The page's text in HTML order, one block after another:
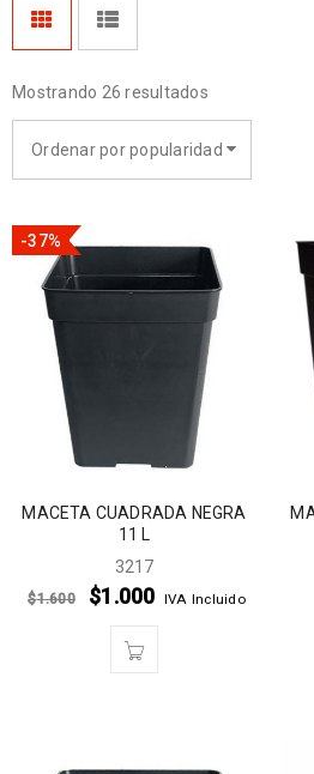
Mostrando 26 resultados
Ordenar por popularidad
-37%
MACETA CUADRADA NEGRA
11 L
3217
$1.600 $1.000 IVA Incluido